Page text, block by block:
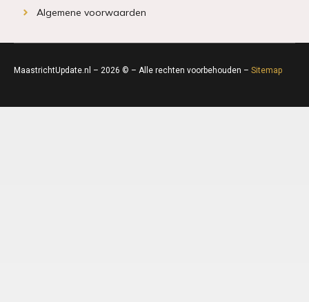
Algemene voorwaarden
MaastrichtUpdate.nl – 2026 © – Alle rechten voorbehouden – Sitemap